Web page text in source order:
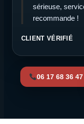
sérieuse,
recommande !
CLIENT VÉRIFIÉ
06 17 68 36 47